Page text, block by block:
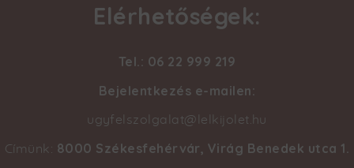
Elérhetőségek:
Tel.: 06 22 999 219
Bejelentkezés e-mailen:
ugyfelszolgalat@lelkijolet.hu
Címünk: 8000 Székesfehérvár, Virág Benedek utca 1